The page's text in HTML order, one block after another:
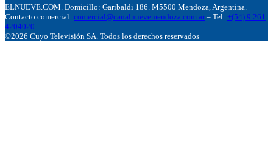
ELNUEVE.COM. Domicillo: Garibaldi 186. M5500 Mendoza, Argentina.
Contacto comercial: comercial@canalnuevemendoza.com.ar – Tel: +(54) 9 261
4204020
©2026 Cuyo Televisión SA. Todos los derechos reservados